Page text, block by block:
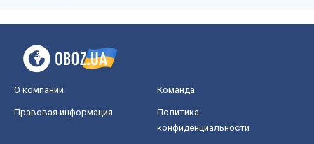
О компании Команда
Правовая информация
Политика
конфиденциальности